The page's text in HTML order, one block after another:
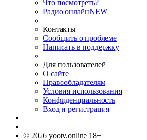
Что посмотреть?
Радио онлайнNEW
Контакты
Сообщить о проблеме
Написать в поддержку
Для пользователей
О сайте
Правообладателям
Условия использования
Конфиденциальность
Вход и регистрация
© 2026 yootv.online 18+